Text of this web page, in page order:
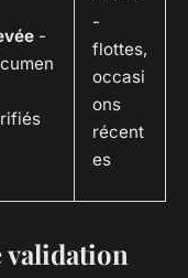
-
-
flottes,
occasi
ons
récent
es